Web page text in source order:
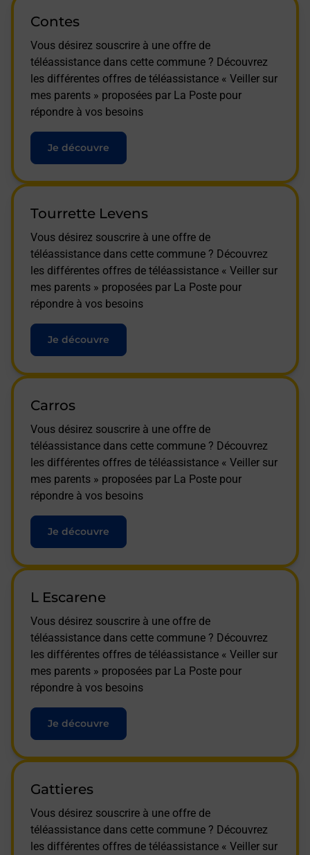
Contes
Vous désirez souscrire à une offre de
téléassistance dans cette commune ? Découvrez
les différentes offres de téléassistance « Veiller sur
mes parents » proposées par La Poste pour
répondre à vos besoins
Je découvre
Tourrette Levens
Vous désirez souscrire à une offre de
téléassistance dans cette commune ? Découvrez
les différentes offres de téléassistance « Veiller sur
mes parents » proposées par La Poste pour
répondre à vos besoins
Je découvre
Carros
Vous désirez souscrire à une offre de
téléassistance dans cette commune ? Découvrez
les différentes offres de téléassistance « Veiller sur
mes parents » proposées par La Poste pour
répondre à vos besoins
Je découvre
L Escarene
Vous désirez souscrire à une offre de
téléassistance dans cette commune ? Découvrez
les différentes offres de téléassistance « Veiller sur
mes parents » proposées par La Poste pour
répondre à vos besoins
Je découvre
Gattieres
Vous désirez souscrire à une offre de
téléassistance dans cette commune ? Découvrez
les différentes offres de téléassistance « Veiller sur